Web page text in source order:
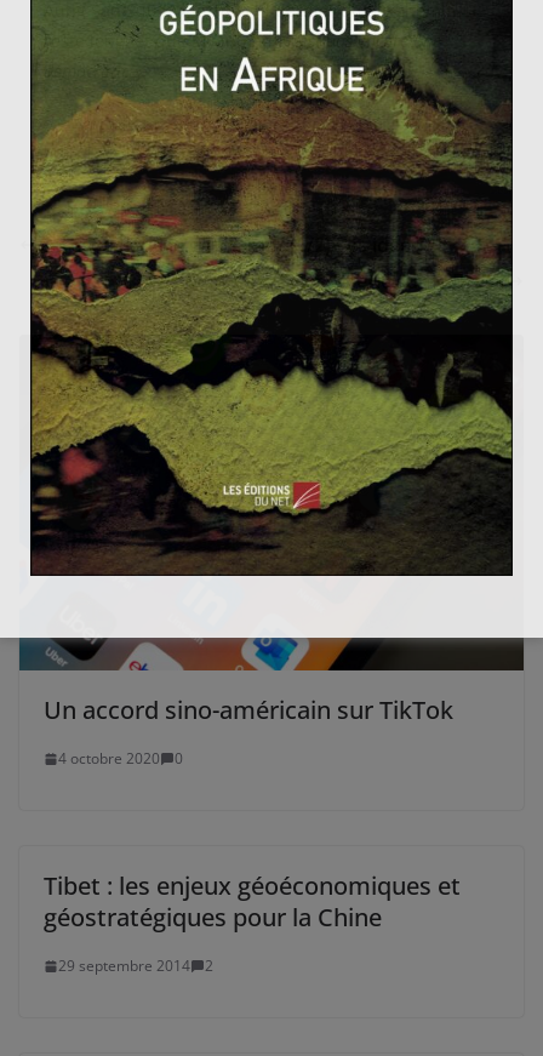
Aung San Suu Kyi le 14 avril dernier que le chemin
reste long, et que Myanmar« n’est pas encore une
démocratie ».
Qu’est ce que le gaullisme? (1/2) Les idées
La vague Marina Silva déferle sur le Brésil
Un accord sino-américain sur TikTok
4 octobre 2020 0
Tibet : les enjeux géoéconomiques et
géostratégiques pour la Chine
29 septembre 2014 2